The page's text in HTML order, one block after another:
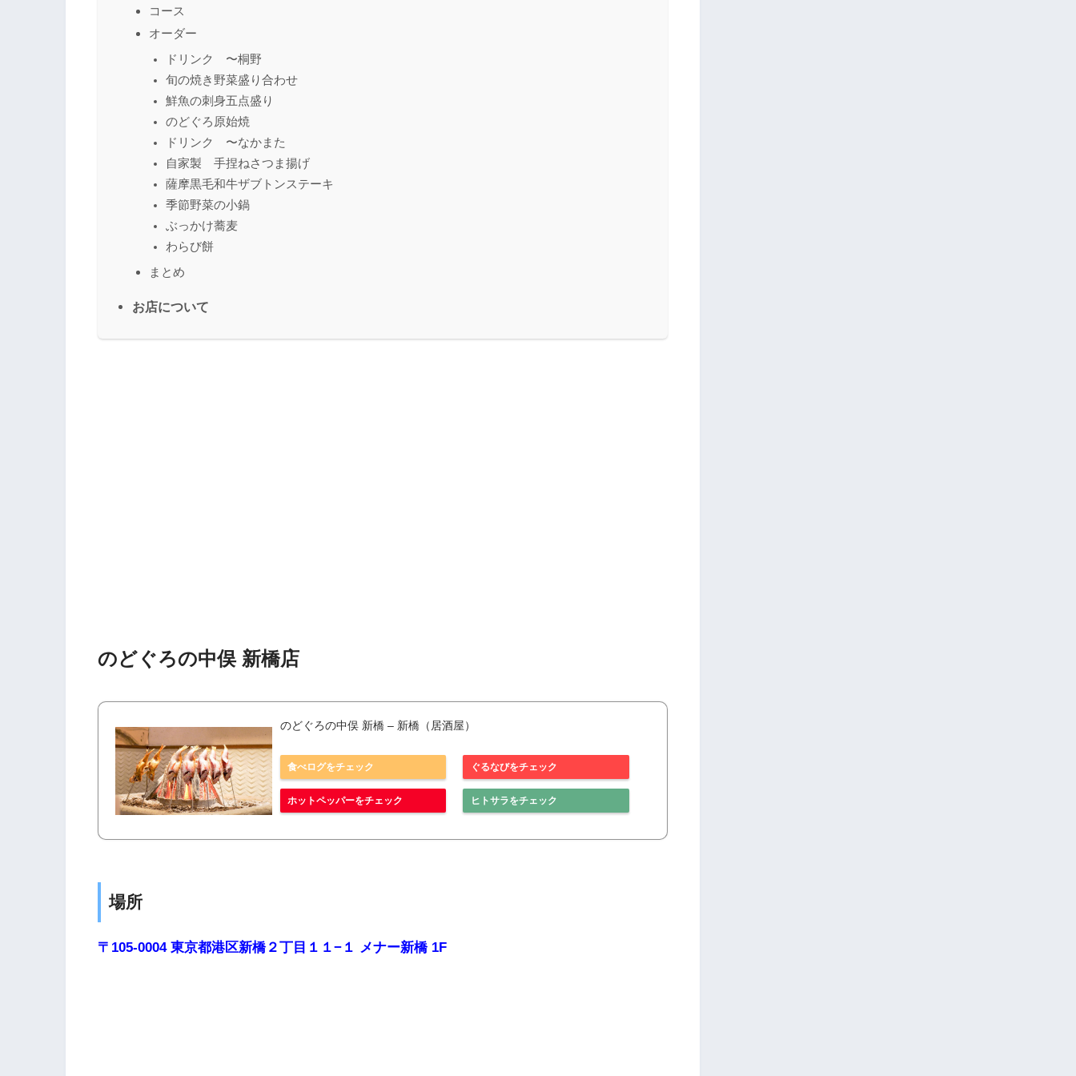
コース
オーダー
ドリンク 〜桐野
旬の焼き野菜盛り合わせ
鮮魚の刺身五点盛り
のどぐろ原始焼
ドリンク 〜なかまた
自家製 手捏ねさつま揚げ
薩摩黒毛和牛ザブトンステーキ
季節野菜の小鍋
ぶっかけ蕎麦
わらび餅
まとめ
お店について
のどぐろの中俣 新橋店
のどぐろの中俣 新橋 – 新橋（居酒屋）
食べログをチェック ぐるなびをチェック
ホットペッパーをチェック ヒトサラをチェック
場所
〒105-0004 東京都港区新橋２丁目１１−１ メナー新橋 1F